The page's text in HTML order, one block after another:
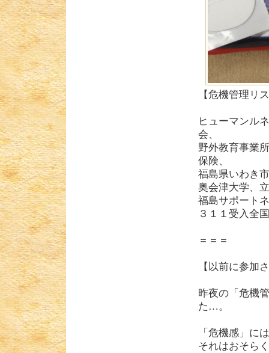
【危機管理リ
ヒューマンル
会、
野外教育事業
保険、
福島県いわき
奥会津大学、
福島サポート
３１１受入全
＝＝＝
【以前に参加
昨夜の「危機
た…。
「危機感」に
それはおそら